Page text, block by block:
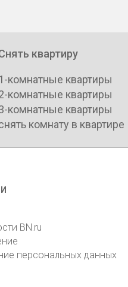
квартиру
комнатные квартиры
комнатные квартиры
комнатные квартиры
комнату в квартире
BN.ru
персональных данных